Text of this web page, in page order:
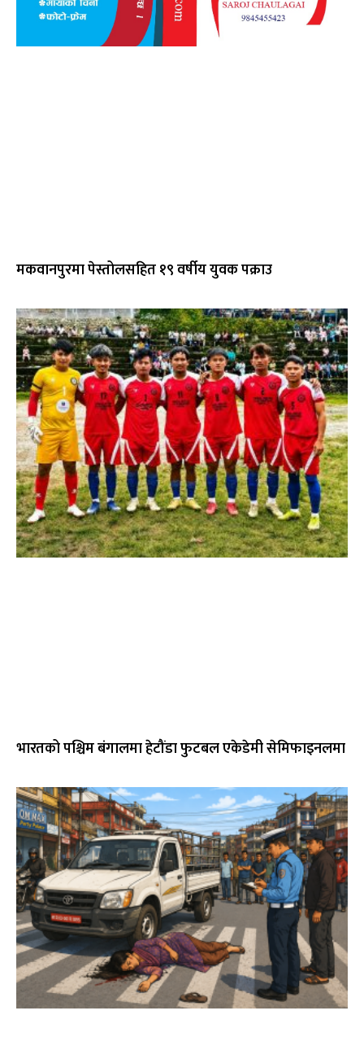
मकवानपुरमा पेस्तोलसहित १९ वर्षीय युवक पक्राउ
भारतको पश्चिम बंगालमा हेटौंडा फुटबल एकेडेमी सेमिफाइनलमा